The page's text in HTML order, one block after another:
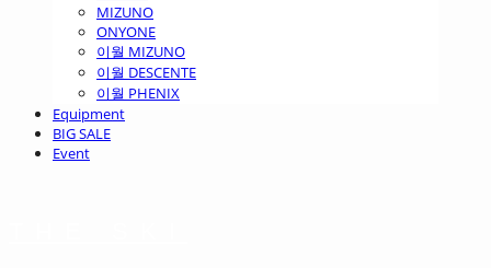
MIZUNO
ONYONE
이월 MIZUNO
이월 DESCENTE
이월 PHENIX
Equipment
BIG SALE
Event